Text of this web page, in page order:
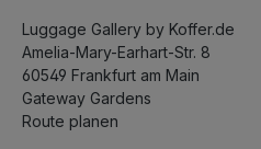
Luggage Gallery by Koffer.de
Amelia-Mary-Earhart-Str. 8
60549 Frankfurt am Main
Gateway Gardens
Route planen